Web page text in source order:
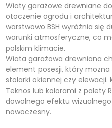
Wiaty garażowe drewniane
otoczenie ogrodu i
warstwowo BSH wyróżnia się
warunki atmosferyczne, co
polskim klimacie.
Wiata garażowa drewniana
element posesji, który
stolarki okiennej czy
Teknos lub kolorami z palety
dowolnego efektu
nowoczesny.